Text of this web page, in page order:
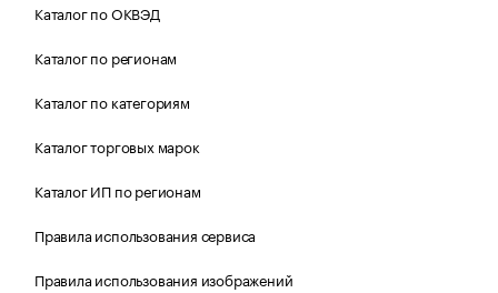
Каталог по ОКВЭД
Каталог по регионам
Каталог по категориям
Каталог торговых марок
Каталог ИП по регионам
Правила использования сервиса
Правила использования изображений